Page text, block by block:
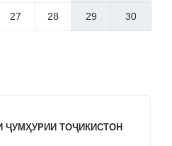
27 28 29 30
ҶУМҲУРИИ ТОҶИКИСТОН